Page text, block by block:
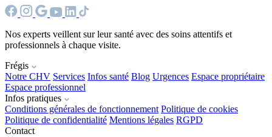
Nos experts veillent sur leur santé avec des soins attentifs et
professionnels à chaque visite.
Frégis
Notre CHV Services Infos santé Blog Urgences Espace propriétaire
Espace professionnel
Infos pratiques
Conditions générales de fonctionnement Politique de cookies
Politique de confidentialité Mentions légales RGPD
Contact